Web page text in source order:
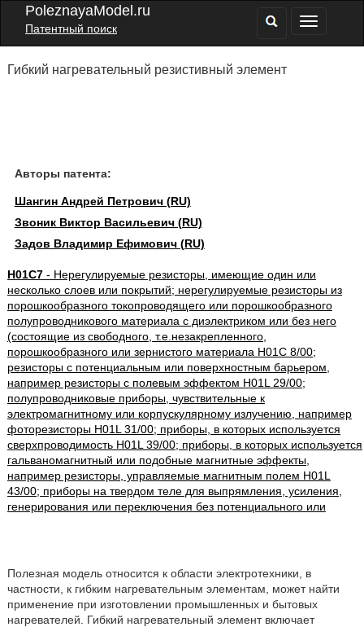
PoleznayaModel.ru
Патентный поиск
Гибкий нагревательный резистивный элемент
Авторы патента:
Шангин Андрей Петрович (RU)
Звоник Виктор Васильевич (RU)
Задов Владимир Ефимович (RU)
H01C7- Нерегулируемые резисторы, имеющие один или
несколько слоев или покрытий; нерегулируемые резисторы из
порошкообразного токопроводящего или порошкообразного
полупроводникового материала с диэлектриком или без него
(состоящие из свободного, т.е.незакрепленного,
порошкообразного или зернистого материала H01C 8/00;
резисторы с потенциальным или поверхностным барьером,
например резисторы с полевым эффектом H01L 29/00;
полупроводниковые приборы, чувствительные к
электромагнитному или корпускулярному излучению, например
фоторезисторы H01L 31/00; приборы, в которых используется
сверхпроводимость H01L 39/00; приборы, в которых используется
гальваномагнитный или подобные магнитные эффекты,
например резисторы, управляемые магнитным полем H01L
43/00; приборы на твердом теле для выпрямления, усиления,
генерирования или переключения без потенциального или
Полезная модель относится к области электротехники, в
частности, к гибким нагревательным элементам, может найти
применение при изготовлении промышленных и бытовых
нагревателей. Гибкий нагревательный элемент включает